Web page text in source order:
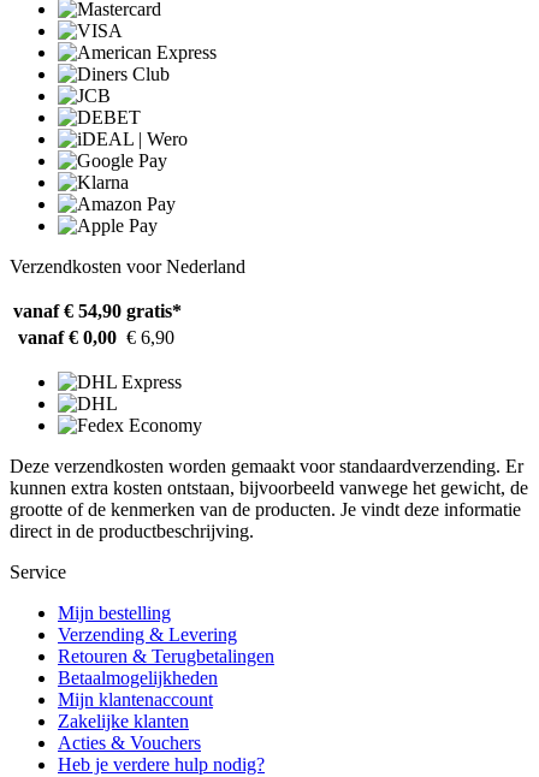
Verzendkosten voor Nederland
vanaf € 54,90 gratis*
vanaf € 0,00 € 6,90
Deze verzendkosten worden gemaakt voor standaardverzending. Er
kunnen extra kosten ontstaan, bijvoorbeeld vanwege het gewicht, de
grootte of de kenmerken van de producten. Je vindt deze informatie
direct in de productbeschrijving.
Service
Mijn bestelling
Verzending & Levering
Retouren & Terugbetalingen
Betaalmogelijkheden
Mijn klantenaccount
Zakelijke klanten
Acties & Vouchers
Heb je verdere hulp nodig?